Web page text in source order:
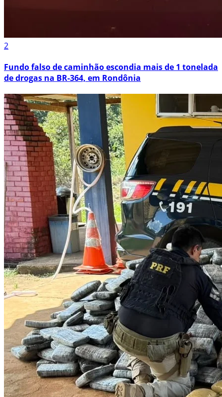
2
Fundo falso de caminhão escondia mais de 1 tonelada
de drogas na BR-364, em Rondônia